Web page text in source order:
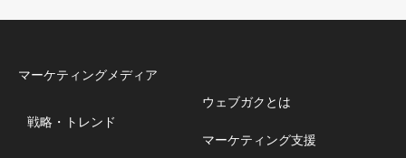
マーケティングメディア
戦略・トレンド
ウェブガクとは
マーケティング支援